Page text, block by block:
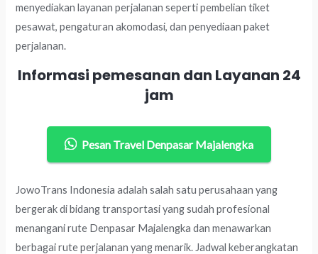
menyediakan layanan perjalanan seperti pembelian tiket
pesawat, pengaturan akomodasi, dan penyediaan paket
perjalanan.
Informasi pemesanan dan Layanan 24
jam
Pesan Travel Denpasar Majalengka
JowoTrans Indonesia adalah salah satu perusahaan yang
bergerak di bidang transportasi yang sudah profesional
menangani rute Denpasar Majalengka dan menawarkan
berbagai rute perjalanan yang menarik. Jadwal keberangkatan